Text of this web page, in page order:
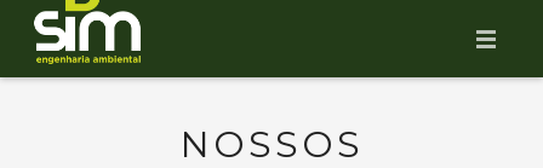
SIM ENGENHARIA AMBIENTALNOSSOS